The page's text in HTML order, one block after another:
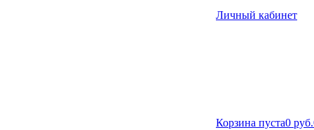
Личный кабинет
Корзина пуста0 руб.